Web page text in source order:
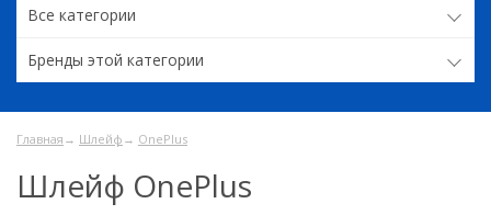
Все категории
Бренды этой категории
Главная → Шлейф → OnePlus
Шлейф OnePlus